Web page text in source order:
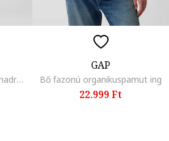
Virágmintás farmer rövidnadrág, Zöld,
GAP
Bő fazonú organikuspamut ing
22.999 Ft